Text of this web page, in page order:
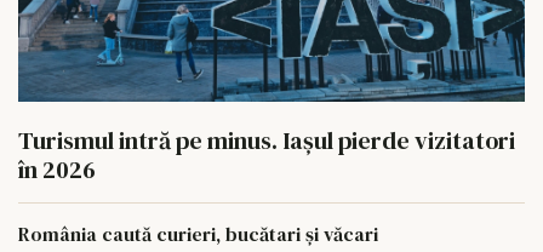
Turismul intră pe minus. Iașul pierde vizitatori
în 2026
România caută curieri, bucătari și văcari